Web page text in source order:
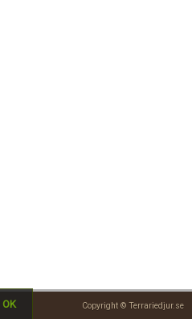
Copyright © Terrariedjur.se
OK